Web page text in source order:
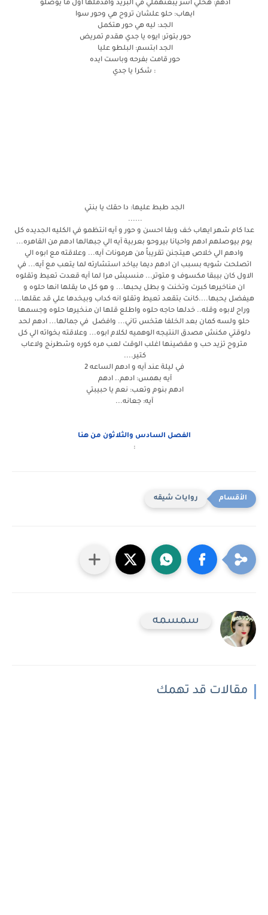
ادهم: هخلي اسر يبعتهملي في البريد واقدملها اول ما يوصلو
ايهاب: حلو علشان تروح هي وحور سوا
الجد: ليه هي حور هتكمل
حور بتوتر: ايوه يا جدي هقدم تمريض
الجد ابتسم: البلطو عليا
حور قامت بفرحه وباست ايده
: شكرا يا جدي
الجد طبط عليها: دا حقك يا بنتي
......
عدا كام شهر ايهاب خف وبقا احسن و حور و آيه انتظمو في الكليه الجديده كل
يوم بيوصلهم ادهم واحيانا بيروحو بعربية آيه الي جبهالها ادهم من القاهره...
وادهم الي خلاص هيتجنن تقريباً من هرمونات آيه... وعلاقته مع ابوه الي
اتصلحت شويه بسبب ان ادهم ديما بياخد استشارته لما يتعب مع آيه... في
الاول كان بيبقا مكسوف و متوتر... منسيش مرا لما آيه قعدت تعيط وتقلوه
ان مناخيرها كبرت وتخنت و بطل يحبها... و هو كل ما يقلها انها حلوه و
هيفضل يحبها....كانت بتقعد تعيط وتقلو انه كداب وبيخدها علي قد عقلها...
وراح لابوه وقله.. خدلها حاجه حلوه واطلع قلها ان منخيرها حلوه وجسمها
حلو ولسه كمان بعد الخلفا هتخس تاني... وافضل في جمالها... ادهم لحد
دلوقتي مكنش مصدق النتيجه الوهميه لكلام ابوه... وعلاقته بخواته الي كل
متروح تزيد حب و مقضينها اغلب الوقت لعب مره كوره وشطرنج ولاعاب
كتير....
في ليلة عند آيه و ادهم الساعه 2
آيه بهمس: ادهم.. ادهم
ادهم بنوم وتعب: نعم يا حبيبتي
آيه: جعانه...
الفصل السادس والثلاثون من هنا
:
روايات شيقه
سمسمه
مقالات قد تهمك